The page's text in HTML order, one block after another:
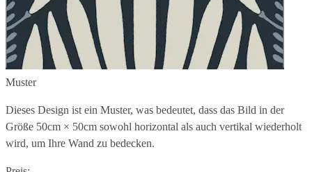
Muster
Dieses Design ist ein Muster, was bedeutet, dass das Bild in der
Größe 50cm × 50cm sowohl horizontal als auch vertikal wiederholt
wird, um Ihre Wand zu bedecken.